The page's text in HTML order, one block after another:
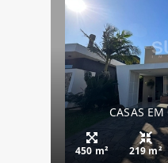
CASAS
450 m² 219 m²